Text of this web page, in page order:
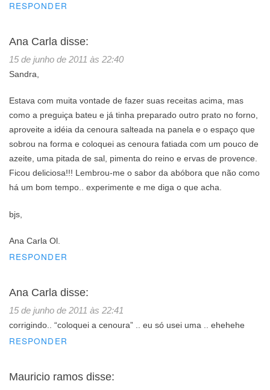
RESPONDER
Ana Carla disse:
15 de junho de 2011 às 22:40
Sandra,
Estava com muita vontade de fazer suas receitas acima, mas
como a preguiça bateu e já tinha preparado outro prato no forno,
aproveite a idéia da cenoura salteada na panela e o espaço que
sobrou na forma e coloquei as cenoura fatiada com um pouco de
azeite, uma pitada de sal, pimenta do reino e ervas de provence.
Ficou deliciosa!!! Lembrou-me o sabor da abóbora que não como
há um bom tempo.. experimente e me diga o que acha.
bjs,
Ana Carla Ol.
RESPONDER
Ana Carla disse:
15 de junho de 2011 às 22:41
corrigindo.. “coloquei a cenoura” .. eu só usei uma .. ehehehe
RESPONDER
Mauricio ramos disse: